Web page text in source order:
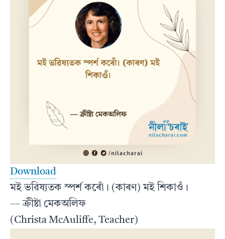
Download
মই ভৱিষ্যতক স্পৰ্শ কৰোঁ। (কাৰণ) মই শিকাওঁ।
— ক্ৰীষ্টা মেকঅলিফ
(Christa McAuliffe, Teacher)